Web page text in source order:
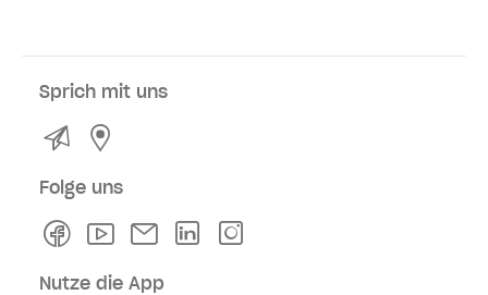
Sprich mit uns
Kontakt
Folge uns
FacebookYoutubeNewsletterLinkedln
Nutze die App